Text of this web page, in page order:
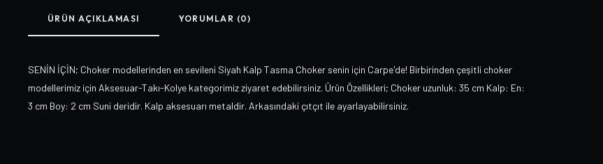
ÜRÜN AÇIKLAMASI YORUMLAR (0)
SENİN İÇİN; Choker modellerinden en sevileni Siyah Kalp Tasma Choker senin için Carpe'de! Birbirinden çeşitli choker
modellerimiz için Aksesuar-Takı-Kolye kategorimiz ziyaret edebilirsiniz. Ürün Özellikleri; Choker uzunluk: 35 cm Kalp: En:
3 cm Boy: 2 cm Suni deridir. Kalp aksesuarı metaldir. Arkasındaki çıtçıt ile ayarlayabilirsiniz.